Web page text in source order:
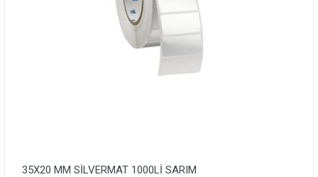
35X20 MM SİLVERMAT 1000Lİ SARIM